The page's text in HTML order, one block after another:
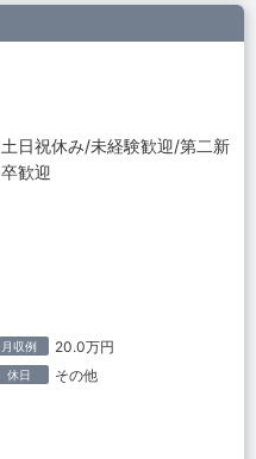
土日祝休み/未経験歓迎/第二新
卒歓迎
月収例 20.0万円
休日 その他